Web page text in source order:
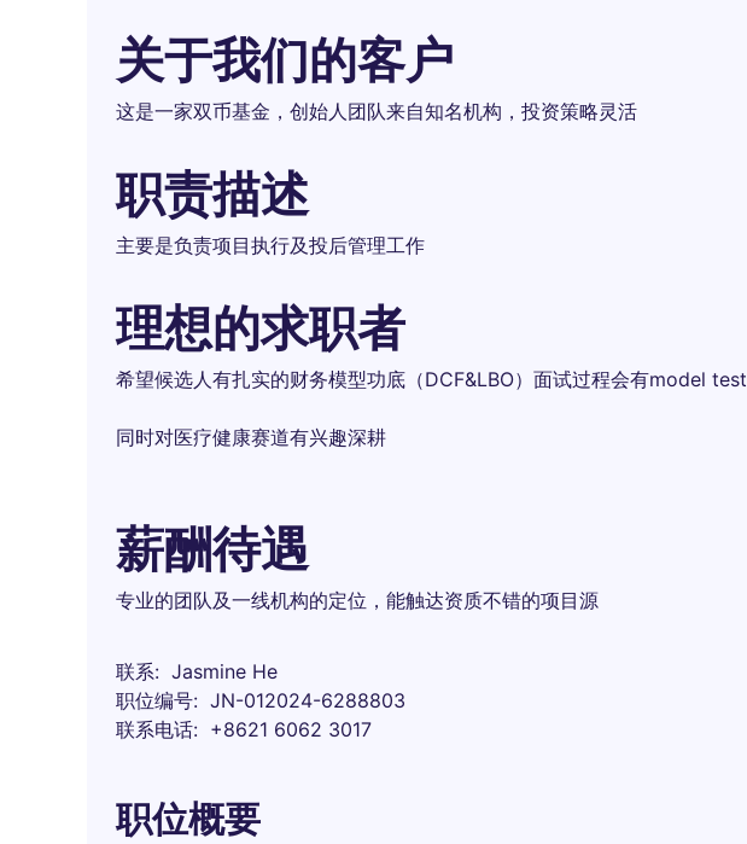
关于我们的客户
这是一家双币基金，创始人团队来自知名机构，投资策略灵活
职责描述
主要是负责项目执行及投后管理工作
理想的求职者
希望候选人有扎实的财务模型功底（DCF&LBO）面试过程会有model test
同时对医疗健康赛道有兴趣深耕
薪酬待遇
专业的团队及一线机构的定位，能触达资质不错的项目源
联系
Jasmine He
职位编号
JN-012024-6288803
联系电话
+8621 6062 3017
职位概要